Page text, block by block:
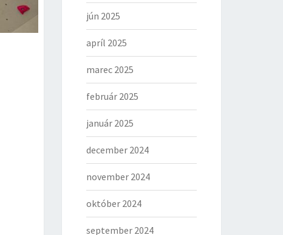
jún 2025
apríl 2025
marec 2025
február 2025
január 2025
december 2024
november 2024
október 2024
september 2024